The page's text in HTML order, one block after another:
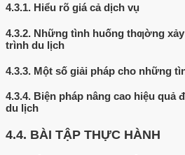
4.3.1. Hiểu rõ giá cả dịch vụ
4.3.2. Những tình huống thƣờng
trình du lịch
4.3.3. Một số giải pháp cho những
4.3.4. Biện pháp nâng cao hiệu quả
du lịch
4.4. BÀI TẬP THỰC HÀNH